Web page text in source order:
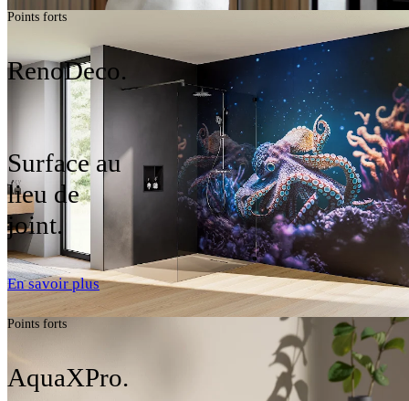
Points forts
RenoDeco.
Surface au
lieu de
joint.
En savoir plus
Points forts
AquaXPro.